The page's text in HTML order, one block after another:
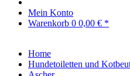
Mein Konto
Warenkorb 0 0,00 € *
Home
Hundetoiletten und